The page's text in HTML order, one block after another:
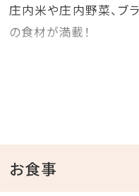
庄内米や庄内野菜、ブ
の食材が満載！
【 プラン内容 】
お食事